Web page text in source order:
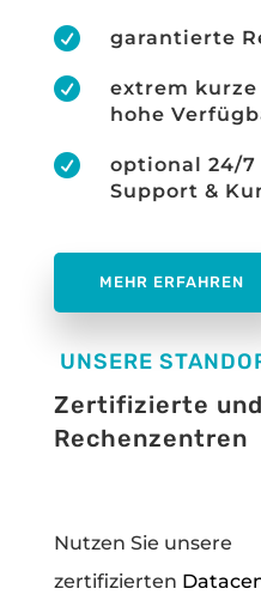
 garantierte

extrem
hohe

optional 24/
Support &
MEHR ERFAHREN
UNSERE
Zertifizierte
Rechenzentren
Nutzen Sie unsere
zertifizierten